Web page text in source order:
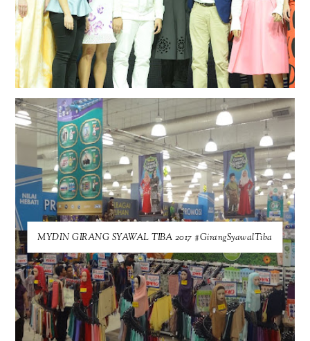
MYDIN GIRANG SYAWAL TIBA 2017 #GirangSyawalTiba